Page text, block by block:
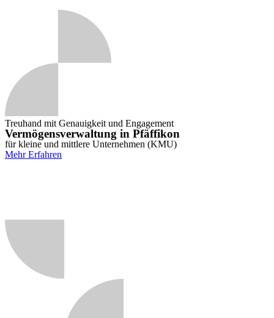
Treuhand mit Genauigkeit und Engagement
Vermögensverwaltung in Pfäffikon
für kleine und mittlere Unternehmen (KMU)
Mehr Erfahren